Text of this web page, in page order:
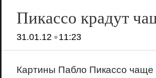
Пикассо крадут
31.01.12•11:23
Картины Пабло Пикассо чаще